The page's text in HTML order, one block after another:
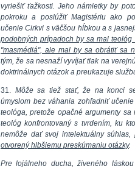
vyriešiť ťažkosti. Jeho námietky by
pokroku a poslúžiť Magistériu ako
učenie Cirkvi s väčšou hĺbkou a s
podobných prípadoch by sa mal
"masmédiá", ale mal by sa obrátiť sa
tým, že sa nesnaží vyvíjať tlak na
doktrinálnych otázok a preukazuje
31. Môže sa tiež stať, že na konci
úmyslom bez váhania zohľadniť
teológa, pretože opačné argumenty
teológ konfrontovaný s tvrdením, ku
nemôže dať svoj intelektuálny súhlas,
otvorený hlbšiemu preskúmaniu otázky.
Pre lojálneho ducha, živeného